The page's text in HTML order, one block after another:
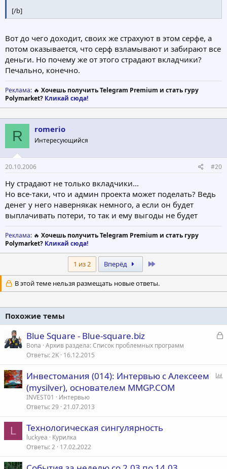
[/b]
Вот до чего доходит, своих же страхуют в этом серфе, а
потом оказывается, что серф взламывают и забирают все
деньги. Но почему же от этого страдают вкладчики?
Печально, конечно.
Реклама: 🔥 Хочешь получить Telegram Premium и стать гуру
Polymarket? Кликай сюда!
R romerio
Интересующийся
20.10.2006 #20
Ну страдают не только вкладчики...
Но все-таки, что и админ проекта может поделать? Ведь
денег у него навернякак немного, а если он будет
выплачивать потери, то так и ему выгоды не будет
Реклама: 🔥 Хочешь получить Telegram Premium и стать гуру
Polymarket? Кликай сюда!
1 из 2 Вперёд
В этой теме нельзя размещать новые ответы.
Похожие темы
З
Blue Square - Blue-square.biz
Bona Архив раздела: Список проблемных программ
Ответы 2K 16.12.2015
Инвестомания (014): Интервью с Алексеем
(mysilver), основателем MMGP.COM
INVEST01
Интервью
Ответы 29 21.07.2013
L Технологическая сингулярность
luckyea
Курилка
Ответы 2 17.02.2022